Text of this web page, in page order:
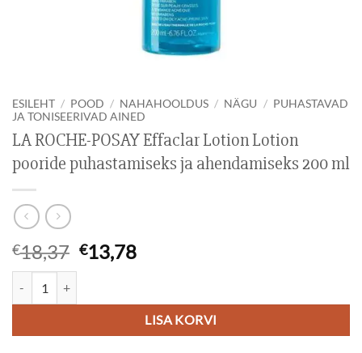
ESILEHT / POOD / NAHAHOOLDUS / NÄGU / PUHASTAVAD
JA TONISEERIVAD AINED
LA ROCHE-POSAY Effaclar Lotion Lotion
pooride puhastamiseks ja ahendamiseks 200 ml
€18,37 Algne
hind
€18,37.
€13,78Current
€13,78.
LISA KORVI